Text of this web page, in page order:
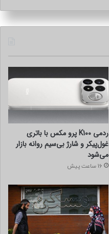
ردمی K100 پرو مکس با باتری
غول‌پیکر و شارژ بی‌سیم روانه بازار
می‌شود
16 ساعت پیش